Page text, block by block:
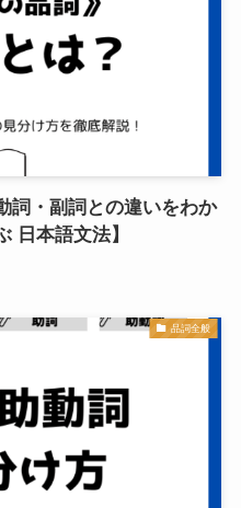
詞・副詞との違いをわか
日本語文法】
品詞全般